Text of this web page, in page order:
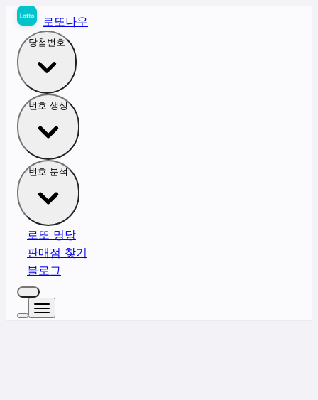
로또나우
당첨번호
번호 생성
번호 분석
로또 명당
판매점 찾기
블로그